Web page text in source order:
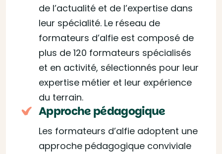
de l’actualité et de l’expertise dans
leur spécialité. Le réseau de
formateurs d’alfie est composé de
plus de 120 formateurs spécialisés
et en activité, sélectionnés pour leur
expertise métier et leur expérience
du terrain.
Approche pédagogique
Les formateurs d’alfie adoptent une
approche pédagogique conviviale